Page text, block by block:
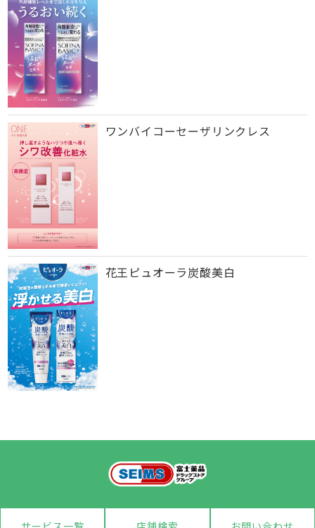
ワンバイコーセーザリンクレス
花王ピュオーラ炭酸美白